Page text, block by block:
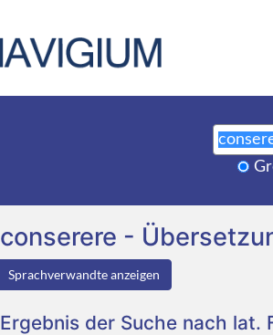
conserere -
Sprachverwandte anzeigen
Ergebnis der Suche nach lat.